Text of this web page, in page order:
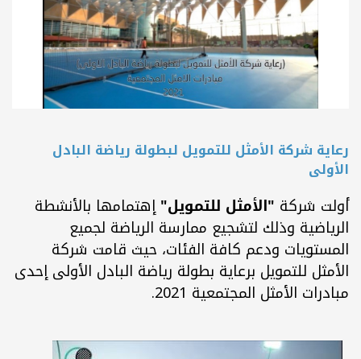
رعاية شركة الأمثل للتمويل لبطولة رياضة البادل
الأولى
أولت شركة "الأمثل للتمويل"إهتمامها بالأنشطة
الرياضية وذلك لتشجيع ممارسة الرياضة لجميع
المستويات ودعم كافة الفئات، حيث قامت شركة
الأمثل للتمويل برعاية بطولة رياضة البادل الأولى إحدى
مبادرات الأمثل المجتمعية 2021.